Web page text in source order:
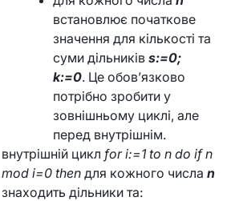
встановлює початкове
значення для кількості та
суми дільників s:=0;
k:=0. Це обов’язково
потрібно зробити у
зовнішньому циклі, але
перед внутрішнім.
внутрішній цикл for i:=1 to n do if n
mod i=0 then для кожного числа n
знаходить дільники та: